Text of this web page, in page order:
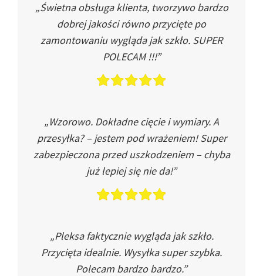
„Świetna obsługa klienta, tworzywo bardzo
dobrej jakości równo przycięte po
zamontowaniu wygląda jak szkło. SUPER
POLECAM !!!”
„Wzorowo. Dokładne cięcie i wymiary. A
przesyłka? – jestem pod wrażeniem! Super
zabezpieczona przed uszkodzeniem – chyba
już lepiej się nie da!”
„Pleksa faktycznie wygląda jak szkło.
Przycięta idealnie. Wysyłka super szybka.
Polecam bardzo bardzo.”